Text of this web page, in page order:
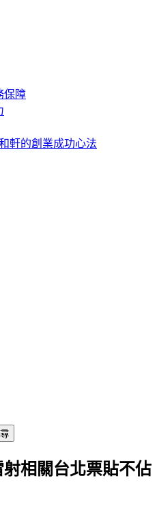
保障
軒的創業成功心法
相關台北票貼不佔